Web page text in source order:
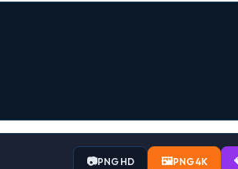
📷PNG HD 🖼️PNG 4K